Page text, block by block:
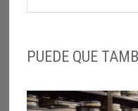
PUEDE QUE